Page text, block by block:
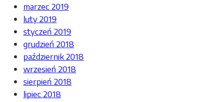
marzec 2019
luty 2019
styczeń 2019
grudzień 2018
październik 2018
wrzesień 2018
sierpień 2018
lipiec 2018